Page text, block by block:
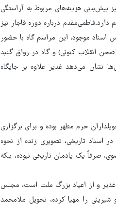
پیش‌بینی هزینه‌های مربوط به آراستگی
درباره دوره قاجار نیز
اسناد موجود، این مراسم گاه با حضور
انقلاب کنونی) و گاه در رواق گنبد
نشان می‌دهد غدیر علاوه بر جایگاه
حرم مطهر بوده و برای برگزاری
اسناد تاریخی، تصویری زنده از نحوه
صرفاً یک یادمان تاریخی نبوده، بلکه
فردا که عید سعید غدیر و از اعیاد بزرگ ملت است، مجلس
را مهیا کرده، تحویل ملامحمد